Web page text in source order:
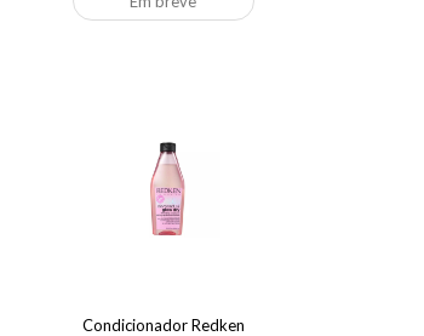
Condicionador Redken